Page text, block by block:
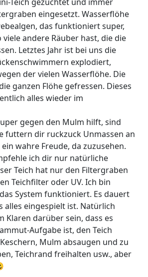
eingesetzt. Wasserflöhe
das funktioniert super,
andere Räuber hast, die die
Letztes Jahr ist bei uns die
explodiert,
der vielen Wasserflöhe. Die
ganzen Flöhe gefressen. Dieses
alles wieder im
gegen den Mulm hilft, sind
futtern dir ruckzuck Unmassen an
wahre Freude, da zuzusehen.
ich dir nur natürliche
Teich hat nur den Filtergraben
Teichfilter oder UV. Ich bin
System funktioniert. Es dauert
alles eingespielt ist. Natürlich
Klaren darüber sein, dass es
Aufgabe ist, den Teich
Mulm absaugen und zu
Teichrand freihalten usw., aber